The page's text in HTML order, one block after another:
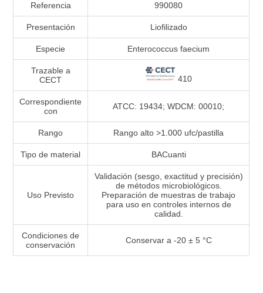
Referencia 990080
Presentación Liofilizado
Especie Enterococcus faecium
Trazable a
CECT
410
Correspondiente
con
ATCC: 19434; WDCM: 00010;
Rango Rango alto >1.000 ufc/pastilla
Tipo de material BACuanti
Uso Previsto
Validación (sesgo, exactitud y precisión)
de métodos microbiológicos.
Preparación de muestras de trabajo
para uso en controles internos de
calidad.
Condiciones de
conservación
Conservar a -20 ± 5 °C